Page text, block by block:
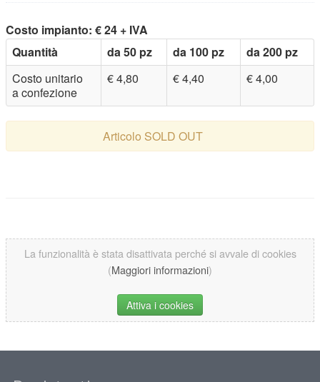
Costo impianto: € 24 + IVA
Quantità
da 50 pz da 100 pz
da 200 pz
Costo unitario
a confezione
€ 4,80 € 4,40 € 4,00
Articolo SOLD OUT
La funzionalità è stata disattivata perché si avvale di cookies
(Maggiori informazioni)
Attiva i cookies